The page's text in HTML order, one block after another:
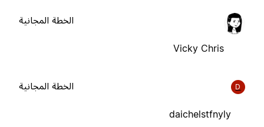
Vicky Chris
الخطة المجانية
daichelstfnyly
الخطة المجانية